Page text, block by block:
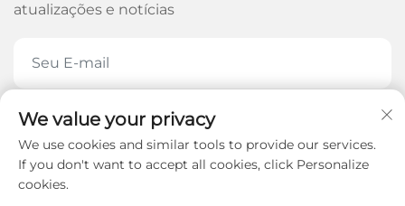
atualizações e notícias
ASSINE AGORA
We value your privacy
We use cookies and similar tools to provide our services.
If you don't want to accept all cookies, click Personalize
cookies.